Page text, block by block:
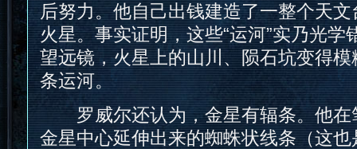
后努力。他自己出钱建造了一整个天
火星。事实证明，这些“运河”实乃光学
望远镜，火星上的山川、陨石坑变得
条运河。
罗威尔还认为，金星有辐条。他在
金星中心延伸出来的蜘蛛状线条（这